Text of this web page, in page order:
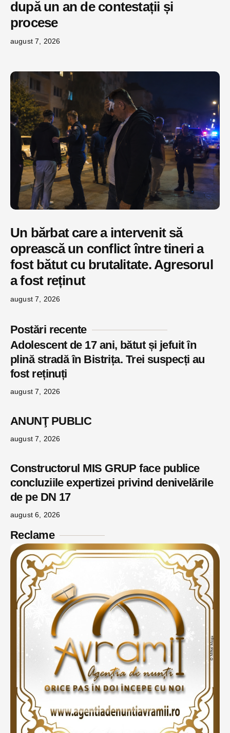
după un an de contestații și
procese
august 7, 2026
Un bărbat care a intervenit să
oprească un conflict între tineri a
fost bătut cu brutalitate. Agresorul
a fost reținut
august 7, 2026
Postări recente
Adolescent de 17 ani, bătut și jefuit în
plină stradă în Bistrița. Trei suspecți au
fost reținuți
august 7, 2026
ANUNŢ PUBLIC
august 7, 2026
Constructorul MIS GRUP face publice
concluziile expertizei privind denivelările
de pe DN 17
august 6, 2026
Reclame